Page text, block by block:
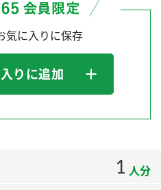
米飯用調味液
ュージアム）
ていること
気に入りに保存
りに追加
1 人分